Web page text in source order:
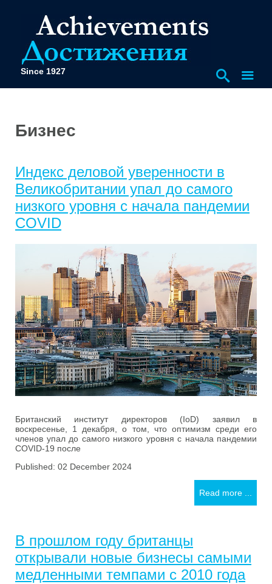
Since 1927
Бизнес
Индекс деловой уверенности в
Великобритании упал до самого
низкого уровня с начала пандемии
COVID
Британский институт директоров (IoD) заявил в
воскресенье, 1 декабря, о том, что оптимизм среди его
членов упал до самого низкого уровня с начала пандемии
COVID-19 после
Published: 02 December 2024
Read more ...
В прошлом году британцы
открывали новые бизнесы самыми
медленными темпами с 2010 года